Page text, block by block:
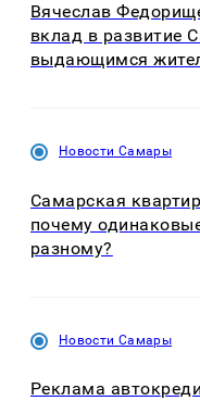
Вячеслав
вклад в развитие
выдающимся
Новости Самары
Самарская
почему
разному?
Новости Самары
Реклама